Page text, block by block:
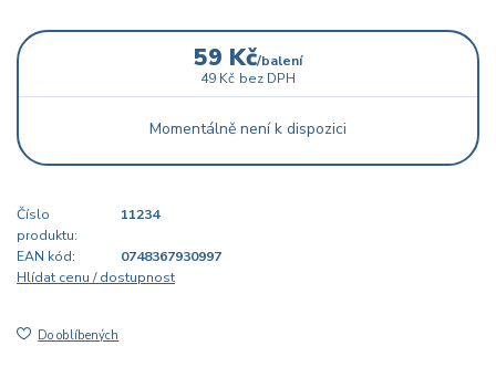
59 Kč/balení
49 Kč bez DPH
Momentálně není k dispozici
Číslo
produktu:
11234
EAN kód:
0748367930997
Hlídat cenu / dostupnost
Do oblíbených